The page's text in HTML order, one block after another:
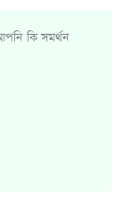
কি সমর্থন